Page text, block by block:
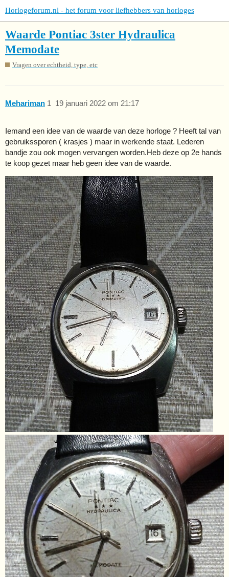
Horlogeforum.nl - het forum voor liefhebbers van horloges
Waarde Pontiac 3ster Hydraulica
Memodate
Vragen over echtheid, type, etc
Mehariman 19 januari 2022 om 21:17
1
Iemand een idee van de waarde van deze horloge ? Heeft tal van
gebruikssporen ( krasjes ) maar in werkende staat. Lederen
bandje zou ook mogen vervangen worden.Heb deze op 2e hands
te koop gezet maar heb geen idee van de waarde.